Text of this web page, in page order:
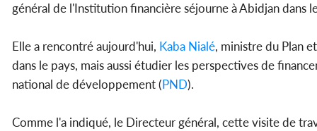
général de l'Institution financière séjourne à Abidjan dans
Elle a rencontré aujourd'hui, Kaba Nialé, ministre du Plan
dans le pays, mais aussi étudier les perspectives de
national de développement (PND).
Comme l'a indiqué, le Directeur général, cette visite de